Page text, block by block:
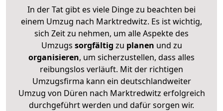
In der Tat gibt es viele Dinge zu beachten bei
einem Umzug nach Marktredwitz. Es ist wichtig,
sich Zeit zu nehmen, um alle Aspekte des
Umzugs sorgfältig zu planen und zu
organisieren, um sicherzustellen, dass alles
reibungslos verläuft. Mit der richtigen
Umzugsfirma kann ein deutschlandweiter
Umzug von Düren nach Marktredwitz erfolgreich
durchgeführt werden und dafür sorgen wir.